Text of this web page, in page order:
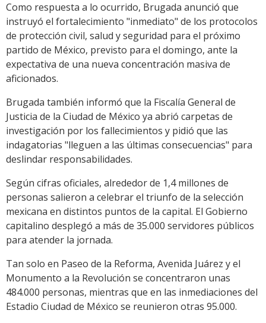
Como respuesta a lo ocurrido, Brugada anunció que
instruyó el fortalecimiento "inmediato" de los protocolos
de protección civil, salud y seguridad para el próximo
partido de México, previsto para el domingo, ante la
expectativa de una nueva concentración masiva de
aficionados.
Brugada también informó que la Fiscalía General de
Justicia de la Ciudad de México ya abrió carpetas de
investigación por los fallecimientos y pidió que las
indagatorias "lleguen a las últimas consecuencias" para
deslindar responsabilidades.
Según cifras oficiales, alrededor de 1,4 millones de
personas salieron a celebrar el triunfo de la selección
mexicana en distintos puntos de la capital. El Gobierno
capitalino desplegó a más de 35.000 servidores públicos
para atender la jornada.
Tan solo en Paseo de la Reforma, Avenida Juárez y el
Monumento a la Revolución se concentraron unas
484.000 personas, mientras que en las inmediaciones del
Estadio Ciudad de México se reunieron otras 95.000.